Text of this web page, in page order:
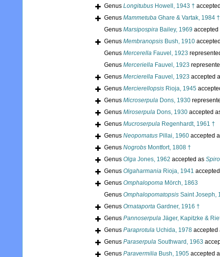
Genus Longitubus Howell, 1943 †
Genus Mammetuba Ghare & Vartak, 1984 †
Genus Marsipospira Bailey, 1969
Genus Membranopsis Bush, 1910
Genus Mercerella Fauvel, 1923
Genus Merceriella Fauvel, 1923
Genus Mercierella Fauvel, 1923 accepted
Genus Mercierellopsis Rioja, 1945
Genus Microserpula Dons, 1930
Genus Miroserpula Dons, 1930 accepted
Genus Mucroserpula Regenhardt, 1961 †
Genus Neopomatus Pillai, 1960 accepted
Genus Nogrobs Montfort, 1808 †
Genus Olga Jones, 1962 accepted as
Genus Olgaharmania Rioja, 1941
Genus Omphalopoma Mörch, 1863
Genus Omphalopomatopsis Saint Joseph,
Genus Ornataporta Gardner, 1916 †
Genus Pannoserpula Jäger, Kapitzke &
Genus Paraprotula Uchida, 1978
Genus Paraserpula Southward, 1963
Genus Paravermilia Bush, 1905 accepted